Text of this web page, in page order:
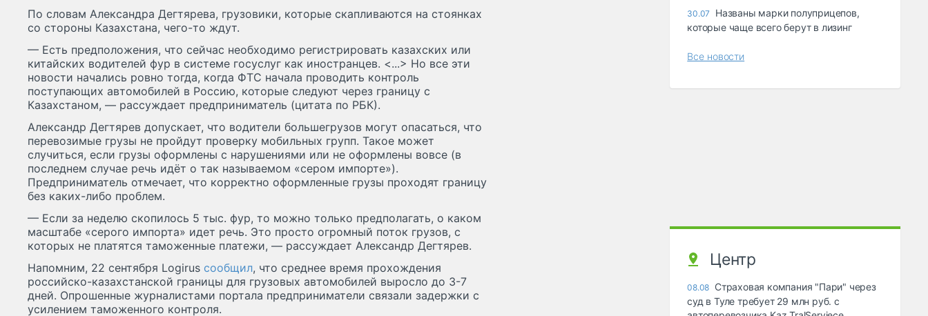
По словам Александра Дегтярева, грузовики, которые скапливаются на стоянках
со стороны Казахстана, чего-то ждут.
— Есть предположения, что сейчас необходимо регистрировать казахских или
китайских водителей фур в системе госуслуг как иностранцев. <...> Но все эти
новости начались ровно тогда, когда ФТС начала проводить контроль
поступающих автомобилей в Россию, которые следуют через границу с
Казахстаном, — рассуждает предприниматель (цитата по РБК).
Александр Дегтярев допускает, что водители большегрузов могут опасаться, что
перевозимые грузы не пройдут проверку мобильных групп. Такое может
случиться, если грузы оформлены с нарушениями или не оформлены вовсе (в
последнем случае речь идёт о так называемом «сером импорте»).
Предприниматель отмечает, что корректно оформленные грузы проходят границу
без каких-либо проблем.
— Если за неделю скопилось 5 тыс. фур, то можно только предполагать, о каком
масштабе «серого импорта» идет речь. Это просто огромный поток грузов, с
которых не платятся таможенные платежи, — рассуждает Александр Дегтярев.
Напомним, 22 сентября Logirus сообщил, что среднее время прохождения
российско-казахстанской границы для грузовых автомобилей выросло до 3-7
дней. Опрошенные журналистами портала предприниматели связали задержки с
усилением таможенного контроля.
30.07
Названы марки полуприцепов,
которые чаще всего берут в лизинг
Все новости
Центр
08.08 Страховая компания "Пари" через
суд в Туле требует 29 млн руб. с